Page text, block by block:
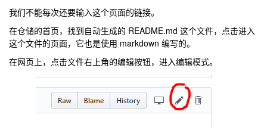
我们不能每次还要输入这个页面的链接。
在仓储的首页，找到自动生成的 README.md 这个文件，点击进入
这个文件的页面，它也是使用 markdown 编写的。
在网页上，点击文件右上角的编辑按钮，进入编辑模式。